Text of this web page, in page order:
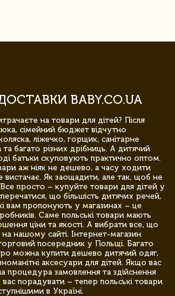
BABY.CO.UA
на товари для дітей? Після
сімейний бюджет відчутно
ліжечко, горщик, санітарне
багато різних дрібниць. А дитячий
батьки скуповують практично оптом.
аж ніяк не дешево, а часу ходити
вистачає. Як заощадити, але так, щоб не
Все просто – купуйте товари для дітей у
що більшість дитячих речей,
вам пропонують у магазинах – це
Саме польські товари мають
ціни та якості. А вибрати все, що
нашому сайті. Інтернет-магазин
посередник у Польщі. Багато
можна купити дешево дитячий одяг,
аксесуари для дітей. Якщо вас
процедура замовлення та здійснення
порадувати – тепер польські товари
в Україні.